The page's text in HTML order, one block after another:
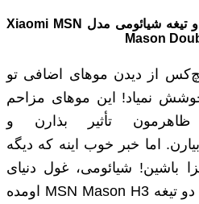
موزن دو تیغه شیائومی مدل Xiaomi MSN
Mason
از دیدن موهای اضافی تو
نمیاد! این موهای مزاحم
تأثیر بذارن و
اما خبر خوب اینه که دیگه
باشین! شیائومی، غول دنیای
تکنولوژی، با ماشین اصلاح دو تیغه MSN Mason H3 اومده